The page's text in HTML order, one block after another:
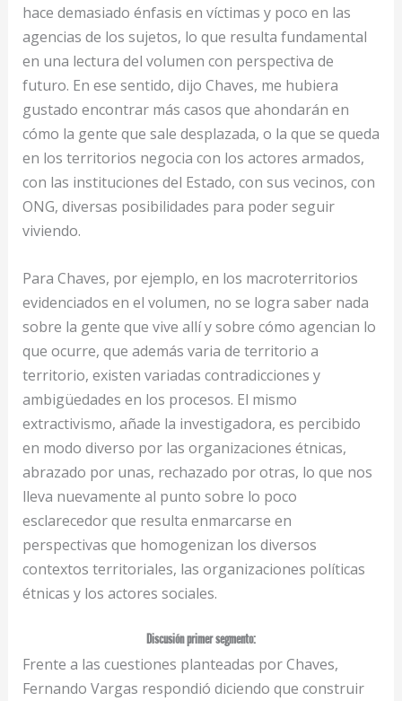
hace demasiado énfasis en víctimas y poco en las
agencias de los sujetos, lo que resulta fundamental
en una lectura del volumen con perspectiva de
futuro. En ese sentido, dijo Chaves, me hubiera
gustado encontrar más casos que ahondarán en
cómo la gente que sale desplazada, o la que se queda
en los territorios negocia con los actores armados,
con las instituciones del Estado, con sus vecinos, con
ONG, diversas posibilidades para poder seguir
viviendo.
Para Chaves, por ejemplo, en los macroterritorios
evidenciados en el volumen, no se logra saber nada
sobre la gente que vive allí y sobre cómo agencian lo
que ocurre, que además varia de territorio a
territorio, existen variadas contradicciones y
ambigüedades en los procesos. El mismo
extractivismo, añade la investigadora, es percibido
en modo diverso por las organizaciones étnicas,
abrazado por unas, rechazado por otras, lo que nos
lleva nuevamente al punto sobre lo poco
esclarecedor que resulta enmarcarse en
perspectivas que homogenizan los diversos
contextos territoriales, las organizaciones políticas
étnicas y los actores sociales.
Discusión primer segmento:
Frente a las cuestiones planteadas por Chaves,
Fernando Vargas respondió diciendo que construir